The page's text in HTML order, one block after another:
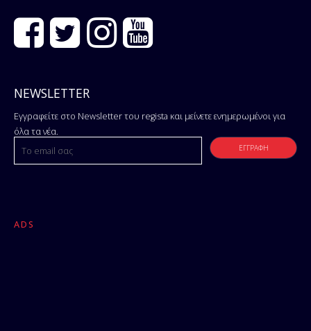
NEWSLETTER
Εγγραφείτε στο Newsletter του regista και μείνετε ενημερωμένοι για
όλα τα νέα.
ADS